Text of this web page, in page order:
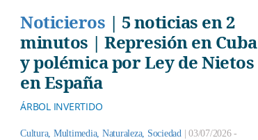
Noticieros | 5 noticias en 2
minutos | Represión en Cuba
y polémica por Ley de Nietos
en España
ÁRBOL INVERTIDO
Cultura, Multimedia, Naturaleza, Sociedad
03/07/2026 -